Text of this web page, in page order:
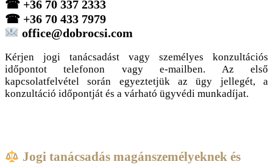
☎ +36 70 337 2333
☎ +36 70 433 7979
office@dobrocsi.com
Kérjen jogi tanácsadást vagy személyes konzultációs
időpontot telefonon vagy e-mailben. Az első
kapcsolatfelvétel során egyeztetjük az ügy jellegét, a
konzultáció időpontját és a várható ügyvédi munkadíjat.
Jogi tanácsadás magánszemélyeknek és